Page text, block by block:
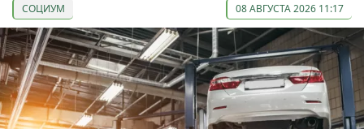
СОЦИУМ 08 АВГУСТА 2026 11:17